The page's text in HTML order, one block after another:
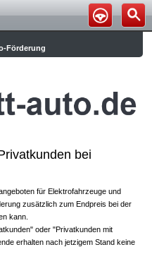
Förderung
bei
für Elektrofahrzeuge und
zusätzlich zum Endpreis bei der
kann.
oder "Privatkunden mit
erhalten nach jetzigem Stand keine